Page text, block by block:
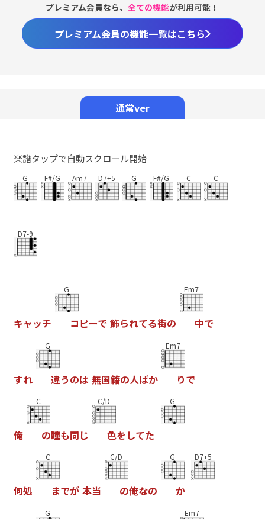
プレミアム会員なら、全ての機能が利用可能！
プレミアム会員の機能一覧はこちら
通常ver
楽譜タップで自動スクロール開始
G F#/G Am7 D7+5 G F#/G C C
D7-9
キャッチ
G
コピーで 飾られてる街の
Em7
中で
すれ
G
違うのは 無国籍の人ばか
Em7
りで
俺
C
の瞳も同じ
C/D
色をしてた
G
何処
C
までが 本当
C/D
の俺なの
G
か
D7+5
G Em7